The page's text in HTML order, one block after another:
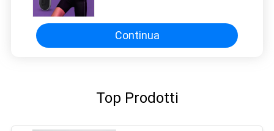
Continua
Top Prodotti